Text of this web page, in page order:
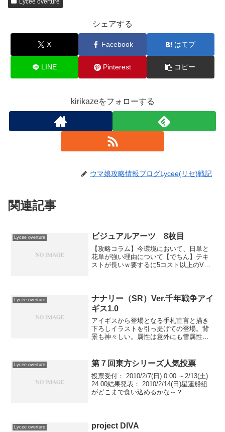
シェアする
X Facebook はてブ
LINE Pinterest コピー
kirikazeをフォローする
ウマ娘攻略情報ブログLycee(リセ)戦記
関連記事
Lycee overture ビジュアルアーツ 8枚目
【攻略コラム】今環境において、日単と
花単が強い理由について【でちん】テキ
ストが長いｗ要するに5コスト以上のVA
回収できるようなキ...
Lycee overture
ナナリー（SR）Ver.千年戦争アイ
ギス1.0
アイギスから登場となる手札宣言と描き
下ろしイラストを引っ提げての登場。背
景も神々しい。属性は意外にも雪属性。
で、コストは適正値と言える。あちらが
バトル中に打てないのに...
Lycee overture 第７回東方シリーズ人気投票
投票受付： 2010/2/7(日) 0:00 ～2/13(土)
24:00結果発表： 2010/2/14(日)星蓮船組
がどこまで食い込めるかな～？
Lycee overture project DIVA